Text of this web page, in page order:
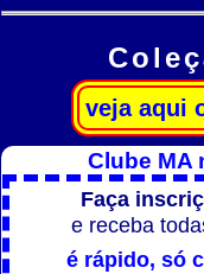
Clube MA
Faça
e receba
é rápido, só